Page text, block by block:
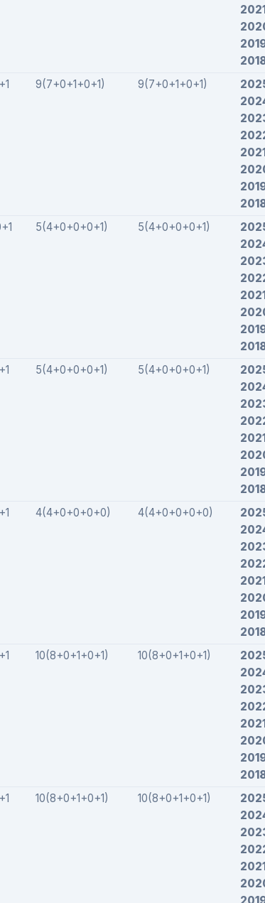
9(7+0+1+0+1) 9(7+0+1+0+1)
5(4+0+0+0+1) 5(4+0+0+0+1)
5(4+0+0+0+1) 5(4+0+0+0+1)
4(4+0+0+0+0) 4(4+0+0+0+0)
10(8+0+1+0+1) 10(8+0+1+0+1)
10(8+0+1+0+1) 10(8+0+1+0+1)